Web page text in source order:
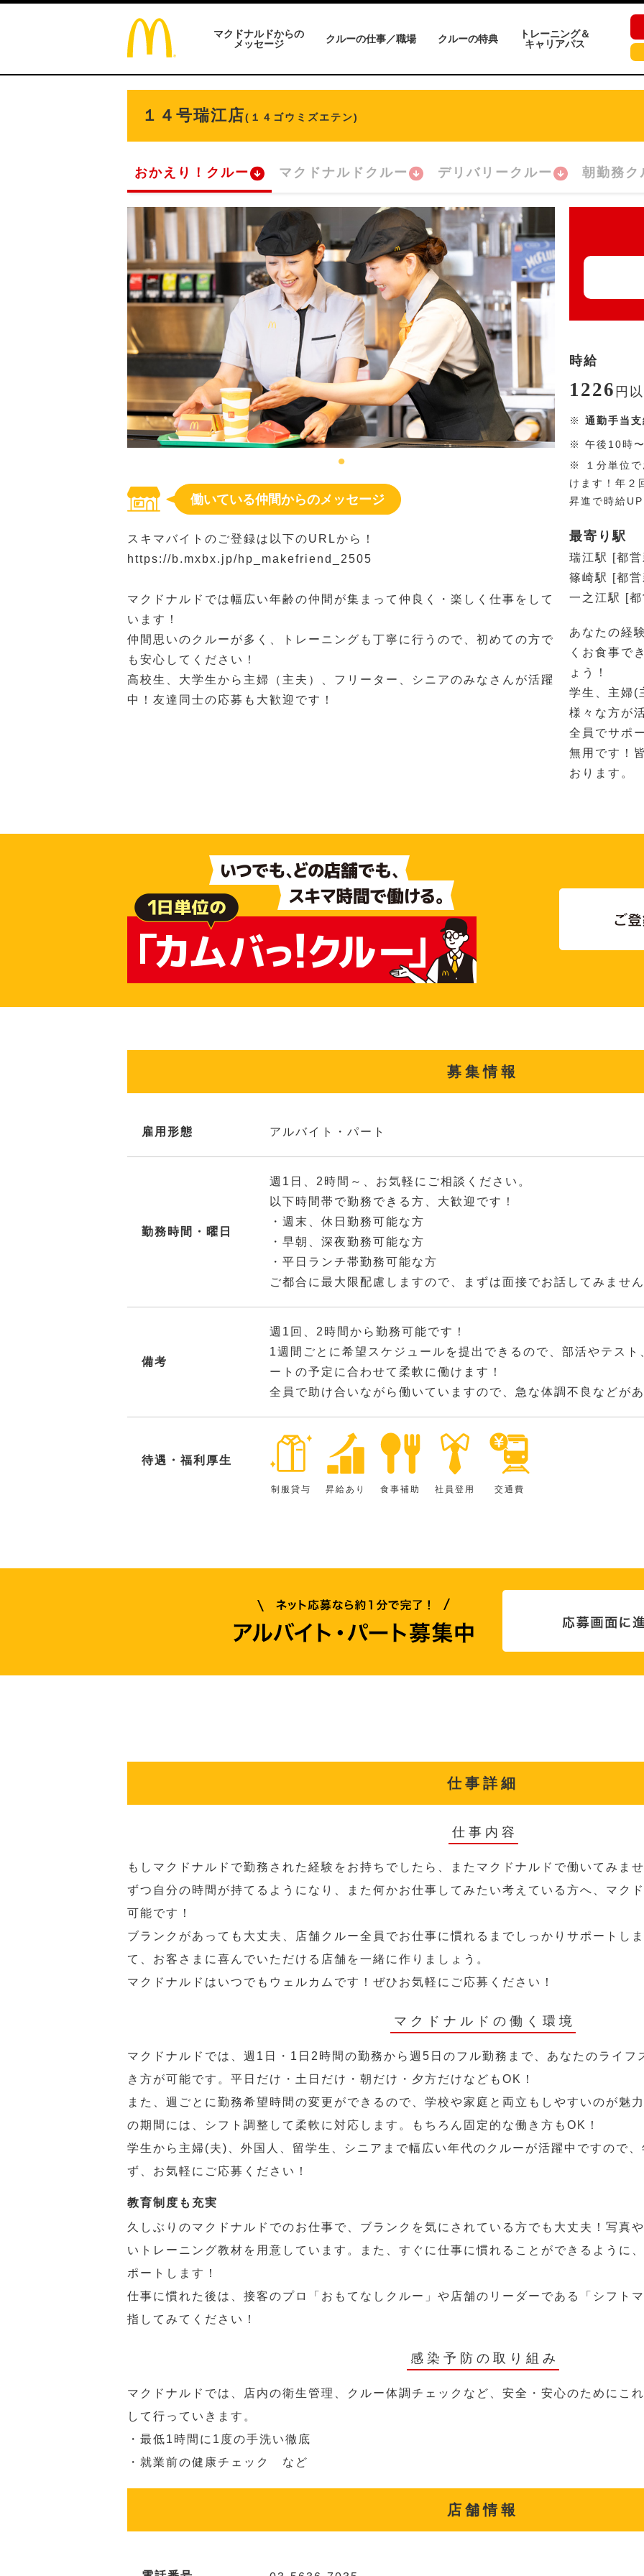
マクドナルドからの
メッセージ
クルーの仕事／職場 クルーの特典
トレーニング＆
キャリアパス
１４号瑞江店(１４ゴウミズエテン)
おかえり！クルー マクドナルドクルー デリバリークルー 朝勤務ク
働いている仲間からのメッセージ
スキマバイトのご登録は以下のURLから！
https://b.mxbx.jp/hp_makefriend_2505
マクドナルドでは幅広い年齢の仲間が集まって仲良く・楽しく仕事をして
います！
仲間思いのクルーが多く、トレーニングも丁寧に行うので、初めての方で
も安心してください！
高校生、大学生から主婦（主夫）、フリーター、シニアのみなさんが活躍
中！友達同士の応募も大歓迎です！
時給
1226 円
※ 通勤手当
※ 午後10時
※
１分単位
けます！年２
昇進で時給
最寄り駅
瑞江駅 [都
篠崎駅 [都
一之江駅 [
あなたの経
くお食事で
ょう！
学生、主婦(
様々な方が
全員でサポ
無用です！
おります。
募集情報
雇用形態 アルバイト・パート
勤務時間・曜日
週1日、2時間～、お気軽にご相談ください。
以下時間帯で勤務できる方、大歓迎です！
・週末、休日勤務可能な方
・早朝、深夜勤務可能な方
・平日ランチ帯勤務可能な方
ご都合に最大限配慮しますので、まずは面接でお話してみませ
備考
週1回、2時間から勤務可能です！
1週間ごとに希望スケジュールを提出できるので、部活やテス
ートの予定に合わせて柔軟に働けます！
全員で助け合いながら働いていますので、急な体調不良などが
待遇・福利厚生
制服貸与 昇給あり 食事補助 社員登用 交通費
仕事詳細
仕事内容
もしマクドナルドで勤務された経験をお持ちでしたら、またマクドナルドで働いてみま
ずつ自分の時間が持てるようになり、また何かお仕事してみたい考えている方へ、マク
可能です！
ブランクがあっても大丈夫、店舗クルー全員でお仕事に慣れるまでしっかりサポートし
て、お客さまに喜んでいただける店舗を一緒に作りましょう。
マクドナルドはいつでもウェルカムです！ぜひお気軽にご応募ください！
マクドナルドの働く環境
マクドナルドでは、週1日・1日2時間の勤務から週5日のフル勤務まで、あなたのライフ
き方が可能です。平日だけ・土日だけ・朝だけ・夕方だけなどもOK！
また、週ごとに勤務希望時間の変更ができるので、学校や家庭と両立もしやすいのが魅
の期間には、シフト調整して柔軟に対応します。もちろん固定的な働き方もOK！
学生から主婦(夫)、外国人、留学生、シニアまで幅広い年代のクルーが活躍中ですので
ず、お気軽にご応募ください！
教育制度も充実
久しぶりのマクドナルドでのお仕事で、ブランクを気にされている方でも大丈夫！写真
いトレーニング教材を用意しています。また、すぐに仕事に慣れることができるように
ポートします！
仕事に慣れた後は、接客のプロ「おもてなしクルー」や店舗のリーダーである「シフト
指してみてください！
感染予防の取り組み
マクドナルドでは、店内の衛生管理、クルー体調チェックなど、安全・安心のためにこ
して行っていきます。
・最低1時間に1度の手洗い徹底
・就業前の健康チェック など
店舗情報